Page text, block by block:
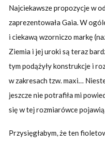
Najciekawsze propozycje w
zaprezentowała Gaia. W
i ciekawą wzorniczo markę
Ziemia i jej uroki są teraz
tym podążyły konstrukcje i
w zakresach tzw. maxi…
jeszcze nie potrafiła mi
się w tej rozmiarówce
Przysięgłabym, że ten